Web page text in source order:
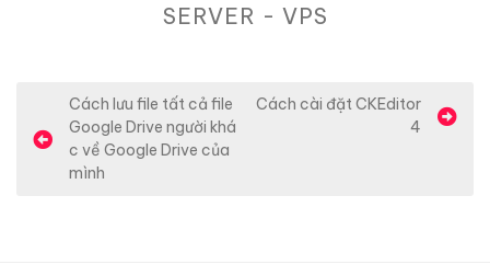
SERVER - VPS
i
Cách lưu file tất cả file
Google Drive người khá
c về Google Drive của
mình
Cách cài đặt CKEditor
4